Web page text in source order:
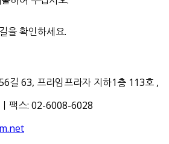
을 확인하세요.
길 63, 프라임프라자 지하1층 113호 ,
팩스: 02-6008-6028